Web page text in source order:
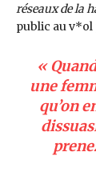
réseaux de la
public au v*ol
«
une
qu’on